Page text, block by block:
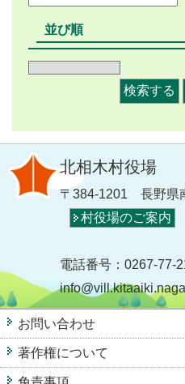
並び順
北相木村役場
〒384-1201 長野県
村役場のご案内
電話番号：0267-77-
お問い合わせ
著作権について